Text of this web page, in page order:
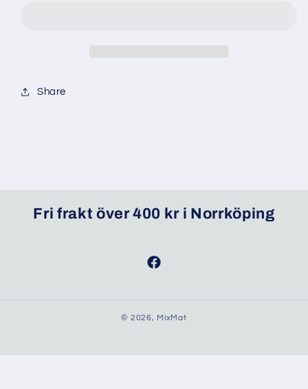
Share
Fri frakt över 400 kr i Norrköping
Facebook
© 2026, MixMat